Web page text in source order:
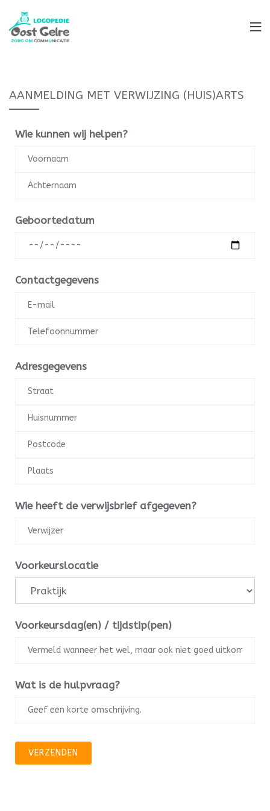
AANMELDING MET VERWIJZING (HUIS)ARTS
Wie kunnen wij helpen?
Geboortedatum
Contactgegevens
Adresgegevens
Wie heeft de verwijsbrief afgegeven?
Voorkeurslocatie
Voorkeursdag(en) / tijdstip(pen)
Wat is de hulpvraag?